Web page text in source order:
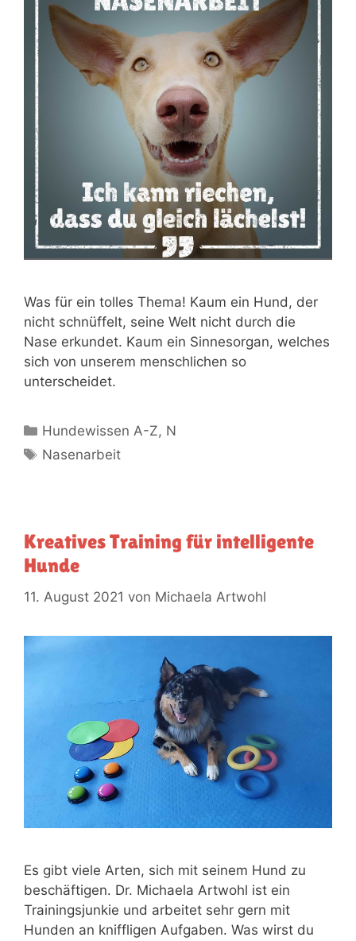
Was für ein tolles Thema! Kaum ein Hund, der
nicht schnüffelt, seine Welt nicht durch die
Nase erkundet. Kaum ein Sinnesorgan, welches
sich von unserem menschlichen so
unterscheidet.
Hundewissen A-Z, N
Nasenarbeit
Kreatives Training für intelligente
Hunde
11. August 2021 von Michaela Artwohl
Es gibt viele Arten, sich mit seinem Hund zu
beschäftigen. Dr. Michaela Artwohl ist ein
Trainingsjunkie und arbeitet sehr gern mit
Hunden an kniffligen Aufgaben. Was wirst du